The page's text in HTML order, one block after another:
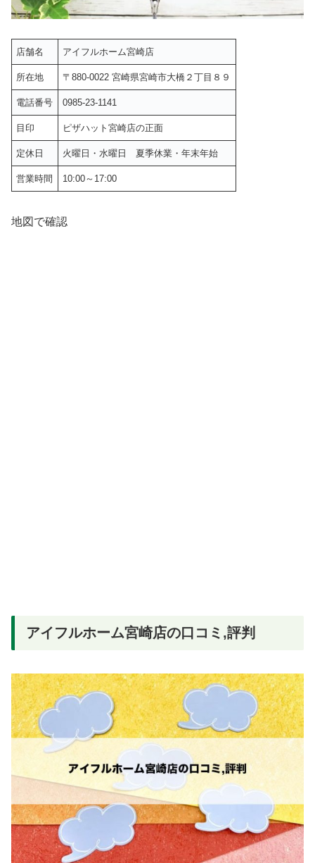
店舗名 アイフルホーム宮崎店
所在地 〒880-0022 宮崎県宮崎市大橋２丁目８９
電話番号 0985-23-1141
目印 ピザハット宮崎店の正面
定休日 火曜日・水曜日 夏季休業・年末年始
営業時間 10:00～17:00
地図で確認
アイフルホーム宮崎店の口コミ,評判